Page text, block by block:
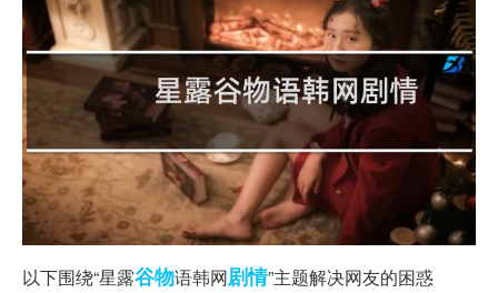
以下围绕“星露谷物语韩网剧情”主题解决网友的困惑